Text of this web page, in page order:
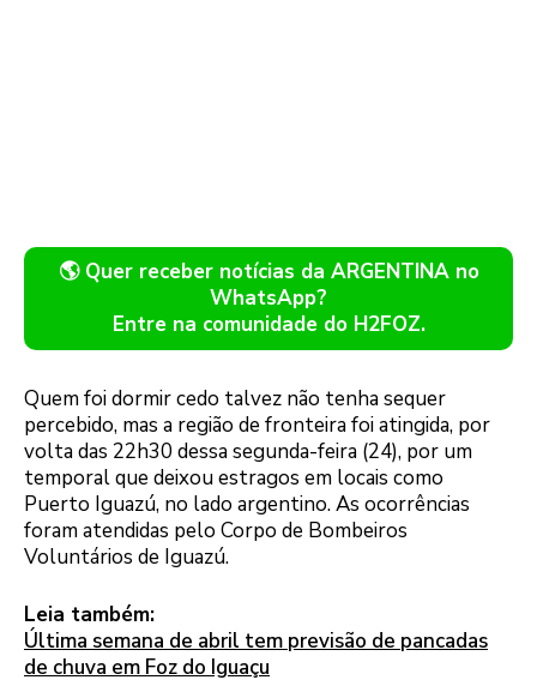
🌎 Quer receber notícias da ARGENTINA no
WhatsApp?
Entre na comunidade do H2FOZ.
Quem foi dormir cedo talvez não tenha sequer
percebido, mas a região de fronteira foi atingida, por
volta das 22h30 dessa segunda-feira (24), por um
temporal que deixou estragos em locais como
Puerto Iguazú, no lado argentino. As ocorrências
foram atendidas pelo Corpo de Bombeiros
Voluntários de Iguazú.
Leia também:
Última semana de abril tem previsão de pancadas
de chuva em Foz do Iguaçu